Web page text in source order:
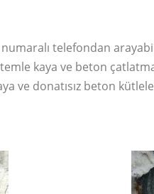
telefondan
kaya ve beton
ve donatısız beton